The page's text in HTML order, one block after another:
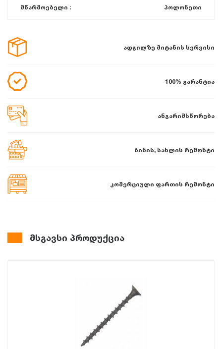
მწარმოებელი : პოლონეთი
ადგილზე მიტანის სერვისი
100% გარანტია
ანგარიშსწორება
ბინის, სახლის რემონტი
კომერციული ფართის რემონტი
მსგავსი პროდუქცია